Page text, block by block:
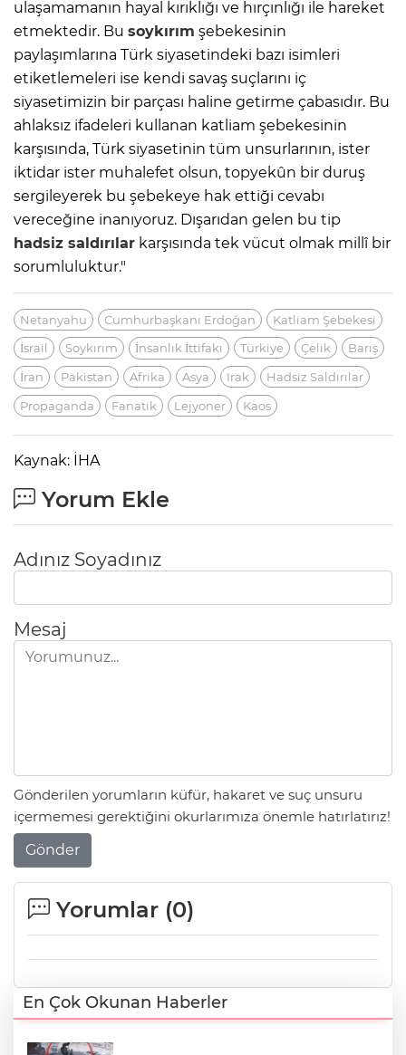
ulaşamamanın hayal kırıklığı ve hırçınlığı ile hareket
etmektedir. Bu soykırım şebekesinin
paylaşımlarına Türk siyasetindeki bazı isimleri
etiketlemeleri ise kendi savaş suçlarını iç
siyasetimizin bir parçası haline getirme çabasıdır. Bu
ahlaksız ifadeleri kullanan katliam şebekesinin
karşısında, Türk siyasetinin tüm unsurlarının, ister
iktidar ister muhalefet olsun, topyekûn bir duruş
sergileyerek bu şebekeye hak ettiği cevabı
vereceğine inanıyoruz. Dışarıdan gelen bu tip
hadsiz saldırılar karşısında tek vücut olmak millî bir
sorumluluktur."
Netanyahu Cumhurbaşkanı Erdoğan
Katliam Şebekesi
İsrail
Soykırım İnsanlık İttifakı Türkiye Çelik
Barış
İran
Pakistan Afrika Asya Irak
Hadsiz Saldırılar
Propaganda
Fanatik Lejyoner Kaos
Kaynak: İHA
Yorum Ekle
Adınız Soyadınız
Mesaj
Gönderilen yorumların küfür, hakaret ve suç unsuru
içermemesi gerektiğini okurlarımıza önemle hatırlatırız!
Gönder
Yorumlar (0)
En Çok Okunan Haberler